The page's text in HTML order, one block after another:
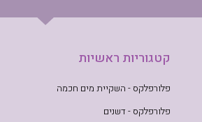
קטגוריות ראשיות
פלורפלקס - השקיית מים חכמה
פלורפלקס - דשנים